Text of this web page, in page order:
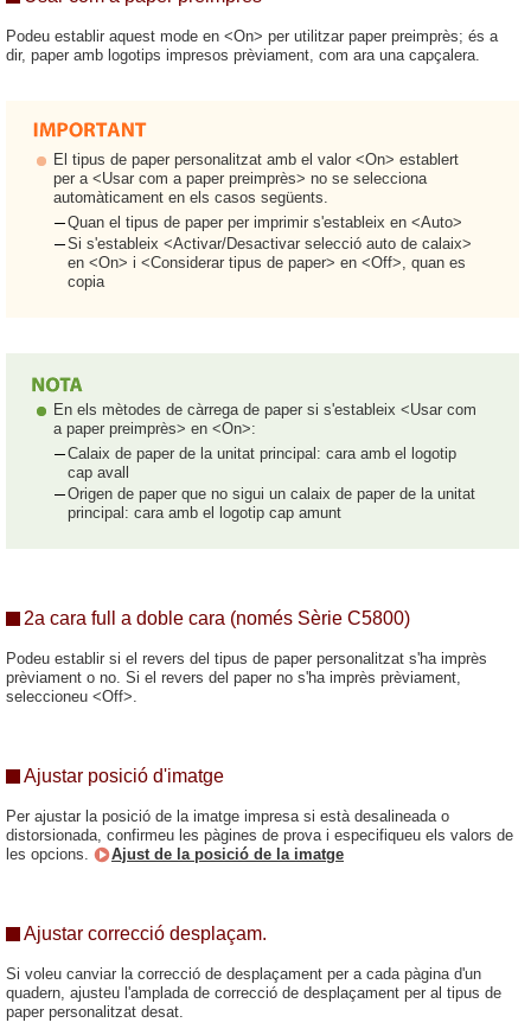
Podeu establir aquest mode en <On> per utilitzar paper preimprès; és a
dir, paper amb logotips impresos prèviament, com ara una capçalera.
El tipus de paper personalitzat amb el valor <On> establert
per a <Usar com a paper preimprès> no se selecciona
automàticament en els casos següents.
Quan el tipus de paper per imprimir s'estableix en <Auto>
Si s'estableix <Activar/Desactivar selecció auto de calaix>
en <On> i <Considerar tipus de paper> en <Off>, quan es
copia
En els mètodes de càrrega de paper si s'estableix <Usar com
a paper preimprès> en <On>:
Calaix de paper de la unitat principal: cara amb el logotip
cap avall
Origen de paper que no sigui un calaix de paper de la unitat
principal: cara amb el logotip cap amunt
2a cara full a doble cara (només Sèrie C5800)
Podeu establir si el revers del tipus de paper personalitzat s'ha imprès
prèviament o no. Si el revers del paper no s'ha imprès prèviament,
seleccioneu <Off>.
Ajustar posició d'imatge
Per ajustar la posició de la imatge impresa si està desalineada o
distorsionada, confirmeu les pàgines de prova i especifiqueu els valors de
les opcions.
Ajust de la posició de la imatge
Ajustar correcció desplaçam.
Si voleu canviar la correcció de desplaçament per a cada pàgina d'un
quadern, ajusteu l'amplada de correcció de desplaçament per al tipus de
paper personalitzat desat.